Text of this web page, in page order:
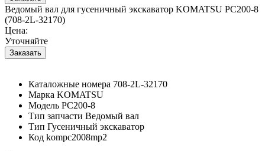
Ведомый вал для гусеничный экскаватор KOMATSU PC200-8
(708-2L-32170)
Цена:
Уточняйте
Каталожные номера 708-2L-32170
Марка KOMATSU
Модель PC200-8
Тип запчасти Ведомый вал
Тип Гусеничный экскаватор
Код kompc2008mp2